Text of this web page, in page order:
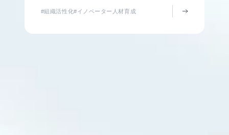
#組織活性化#イノベーター人材育成